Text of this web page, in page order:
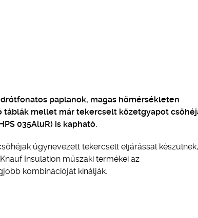
paplanok, magas hőmérsékleten
mellet már tekercselt kőzetgyapot
035AluR) is kapható.
úgynevezett tekercselt eljárással készülnek,
Insulation műszaki termékei az
kombinációját kínálják.